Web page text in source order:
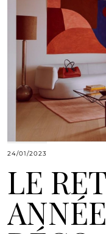
24/01/2023
LE